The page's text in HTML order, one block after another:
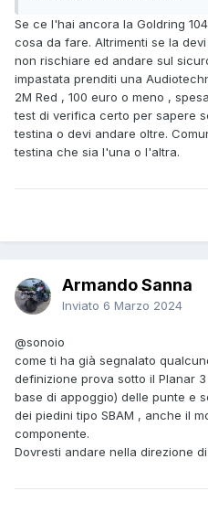
Se ce l'hai ancora la Goldring
cosa da fare. Altrimenti se la
non rischiare ed andare sul
impastata prenditi una
2M Red , 100 euro o meno ,
test di verifica certo per sapere
testina o devi andare oltre.
testina che sia l'una o l'altra.
Armando Sanna
Inviato 6 Marzo 2024
@sonoio
come ti ha già segnalato
definizione prova sotto il Planar
base di appoggio) delle punte e
dei piedini tipo SBAM , anche il
componente.
Dovresti andare nella direzione